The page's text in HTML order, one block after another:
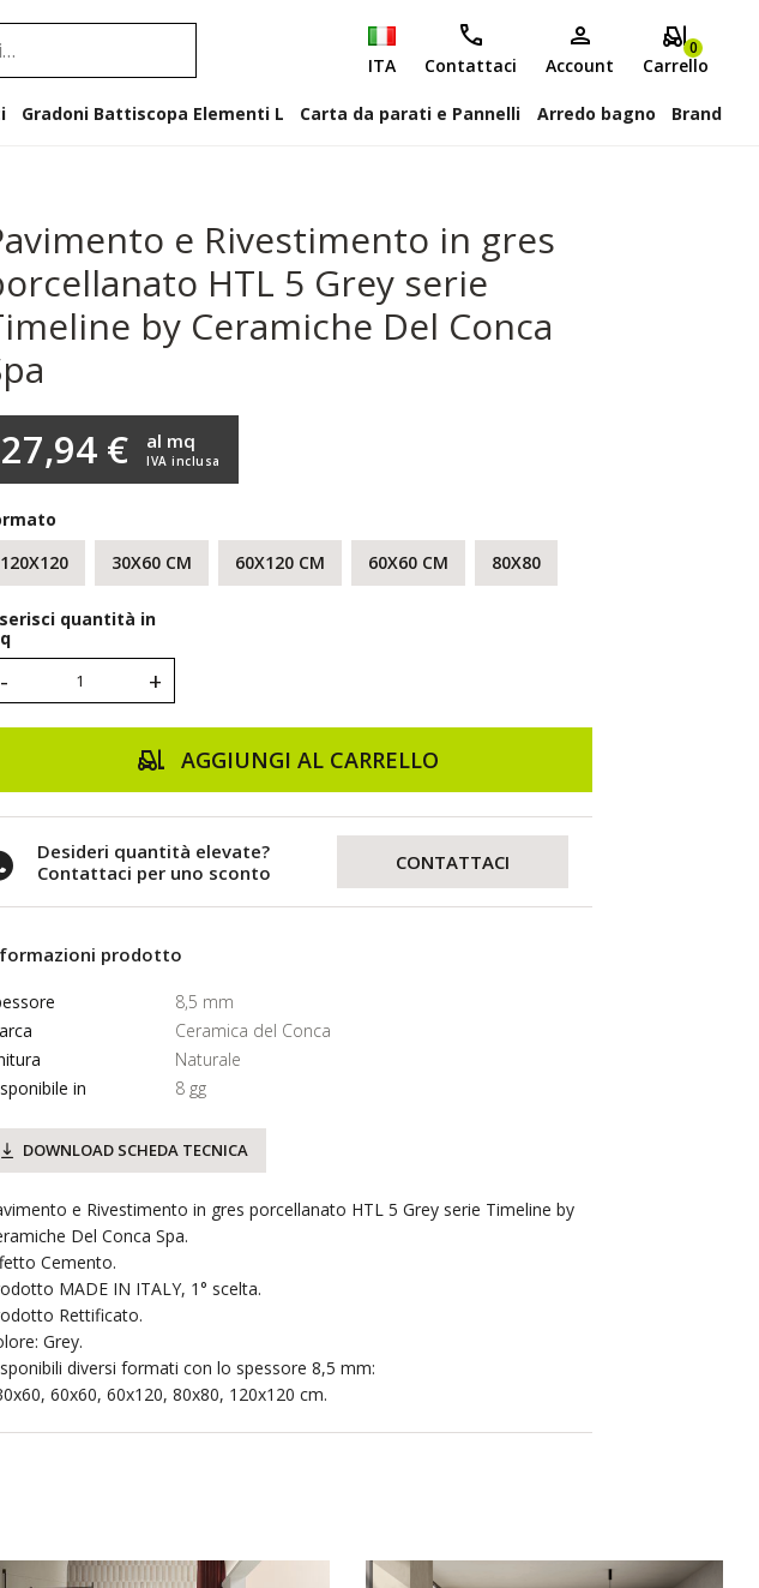
ITA Contattaci Account
0
Carrello
Gradoni Battiscopa Elementi L Carta da parati e Pannelli Arredo bagno Brand
e Rivestimento in gres
HTL 5 Grey serie
by Ceramiche Del Conca
27,94 € IVA inclusa
al mq
120X120
30X60 CM 60X120 CM 60X60 CM 80X80
quantità in
- +
AGGIUNGI AL CARRELLO
Desideri quantità elevate?
Contattaci per uno sconto
CONTATTACI
prodotto
8,5 mm
Ceramica del Conca
Naturale
in
8 gg
DOWNLOAD SCHEDA TECNICA
e Rivestimento in gres porcellanato HTL 5 Grey serie Timeline by
Del Conca Spa.
Cemento.
MADE IN ITALY, 1° scelta.
Rettificato.
Grey.
diversi formati con lo spessore 8,5 mm:
60x60, 60x120, 80x80, 120x120 cm.